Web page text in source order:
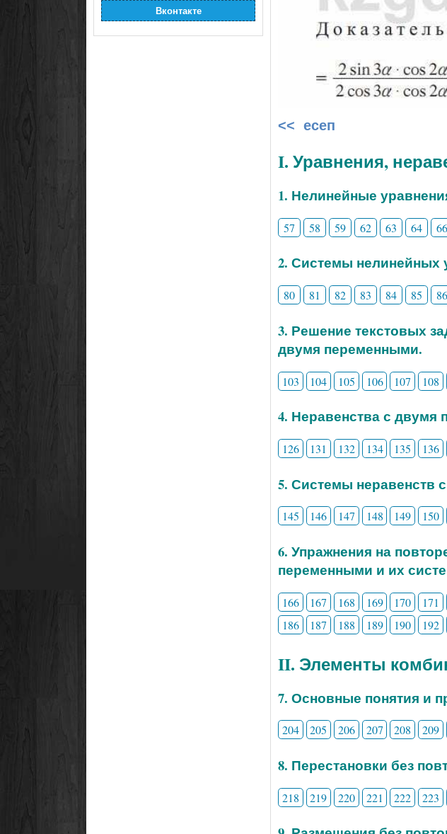
Вконтакте
<< есеп
I. Уравнения,
1. Нелинейные
57 58 59 62 63 64 66
2. Системы нелинейных
80 81 82 83 84 85 86
3. Решение текстовых
двумя переменными.
103 104 105 106 107 108
4. Неравенства с двумя
126 131 132 134 135 136
5. Системы неравенств
145 146 147 148 149 150
6. Упражнения на
переменными и их
166 167 168 169 170 171
186
187 188 189 190 192
II. Элементы
7. Основные понятия и
204 205 206 207 208 209
8. Перестановки без
218 219 220 221 222 223